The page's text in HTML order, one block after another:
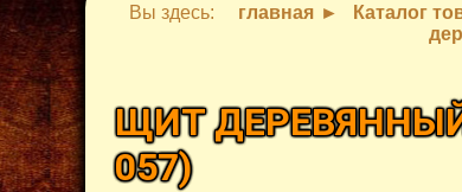
Вы здесь: главная Каталог
ЩИТ
057)